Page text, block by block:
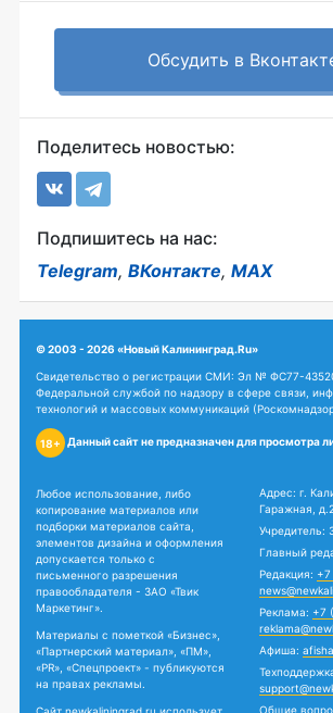
Обсудить в
Поделитесь новостью:
Подпишитесь на нас:
Telegram, ВКонтакте, MAX
© 2003 - 2026 «Новый Калининград.Ru»
Свидетельство о регистрации СМИ: Эл № ФС77-
Федеральной службой по надзору в сфере связи,
технологий и массовых коммуникаций
18+ Данный сайт не предназначен для просмотра
Любое использование, либо
копирование материалов или
подборки материалов сайта,
элементов дизайна и оформления
допускается только с
письменного разрешения
правообладателя - ЗАО «Твик
Маркетинг».
Материалы с пометкой «Бизнес»,
«Партнерский материал», «ПМ»,
«PR», «Спецпроект» - публикуются
на правах рекламы.
Адрес: г.
Гаражная,
Учредитель:
Главный
Редакция:
Реклама: +7
Афиша:
Общие